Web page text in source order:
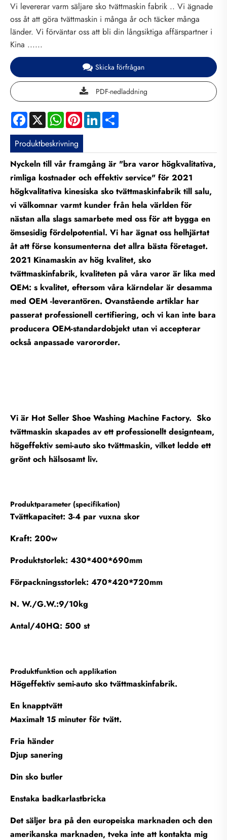
Vi levererar varm säljare sko tvättmaskin fabrik .. Vi ägnade
oss åt att göra tvättmaskin i många år och täcker många
länder. Vi förväntar oss att bli din långsiktiga affärspartner i
Kina ......
Skicka förfrågan
PDF-nedladdning
Facebook
X WhatsApp
PinterestLinkedIn
Produktbeskrivning
Nyckeln till vår framgång är "bra varor högkvalitativa,
rimliga kostnader och effektiv service" för 2021
högkvalitativa kinesiska sko tvättmaskinfabrik till salu,
vi välkomnar varmt kunder från hela världen för
nästan alla slags samarbete med oss för att bygga en
ömsesidig fördelpotential. Vi har ägnat oss helhjärtat
åt att förse konsumenterna det allra bästa företaget.
2021 Kinamaskin av hög kvalitet, sko
tvättmaskinfabrik, kvaliteten på våra varor är lika med
OEM: s kvalitet, eftersom våra kärndelar är desamma
med OEM -leverantören. Ovanstående artiklar har
passerat professionell certifiering, och vi kan inte bara
producera OEM-standardobjekt utan vi accepterar
också anpassade varororder.
Vi är Hot Seller Shoe Washing Machine Factory. Sko
tvättmaskin skapades av ett professionellt designteam,
högeffektiv semi-auto sko tvättmaskin, vilket ledde ett
grönt och hälsosamt liv.
Produktparameter (specifikation)
Tvättkapacitet: 3-4 par vuxna skor
Kraft: 200w
Produktstorlek: 430*400*690mm
Förpackningsstorlek: 470*420*720mm
N. W./G.W.:9/10kg
Antal/40HQ: 500 st
Produktfunktion och applikation
Högeffektiv semi-auto sko tvättmaskinfabrik.
En knapptvätt
Maximalt 15 minuter för tvätt.
Fria händer
Djup sanering
Din sko butler
Enstaka badkarlastbricka
Det säljer bra på den europeiska marknaden och den
amerikanska marknaden, tveka inte att kontakta mig